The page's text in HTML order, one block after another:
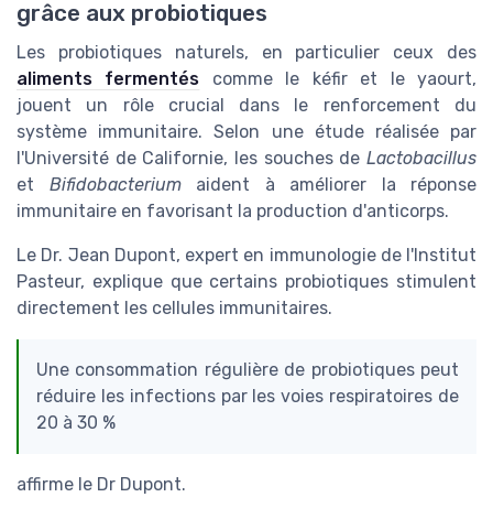
grâce aux probiotiques
Les probiotiques naturels, en particulier ceux des
aliments fermentés comme le kéfir et le yaourt,
jouent un rôle crucial dans le renforcement du
système immunitaire. Selon une étude réalisée par
l'Université de Californie, les souches de Lactobacillus
et Bifidobacteriumaident à améliorer la réponse
immunitaire en favorisant la production d'anticorps.
Le Dr. Jean Dupont, expert en immunologie de l'Institut
Pasteur, explique que certains probiotiques stimulent
directement les cellules immunitaires.
Une consommation régulière de probiotiques peut
réduire les infections par les voies respiratoires de
20 à 30 %
affirme le Dr Dupont.